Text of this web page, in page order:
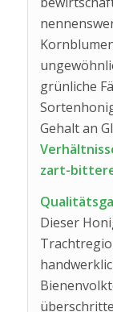
grünliche
Gehalt an
zart-
Dieser